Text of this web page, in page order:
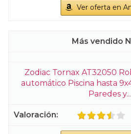
Ver oferta en
Zodiac Tornax AT32050
automático Piscina hasta
Paredes y...